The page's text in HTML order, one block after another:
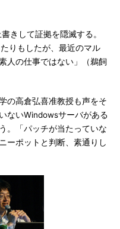
きして証拠を隠滅する。
りもしたが、最近のマル
人の仕事ではない」（鵜飼
の高倉弘喜准教授も声をそ
ないWindowsサーバがある
。「パッチが当たっていな
ーポットと判断、素通りし